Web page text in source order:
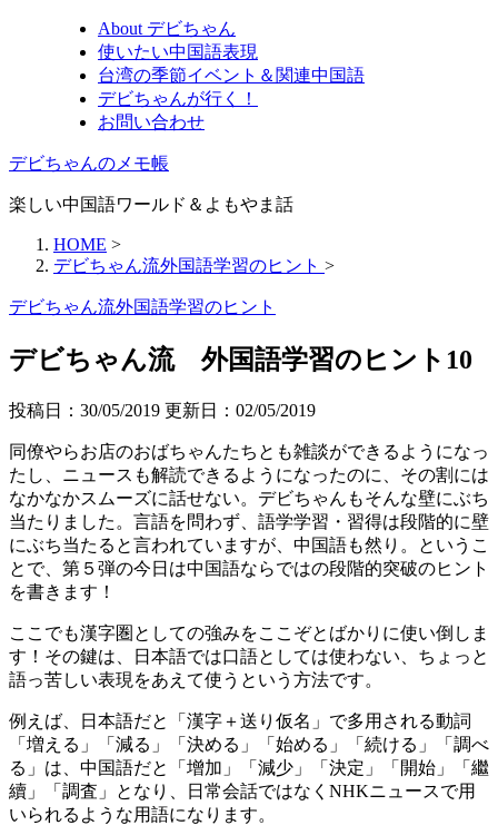
About デビちゃん
使いたい中国語表現
台湾の季節イベント＆関連中国語
デビちゃんが行く！
お問い合わせ
デビちゃんのメモ帳
楽しい中国語ワールド＆よもやま話
HOME >
デビちゃん流外国語学習のヒント >
デビちゃん流外国語学習のヒント
デビちゃん流 外国語学習のヒント10
投稿日：30/05/2019 更新日： 02/05/2019
同僚やらお店のおばちゃんたちとも雑談ができるようになっ
たし、ニュースも解読できるようになったのに、その割には
なかなかスムーズに話せない。デビちゃんもそんな壁にぶち
当たりました。言語を問わず、語学学習・習得は段階的に壁
にぶち当たると言われていますが、中国語も然り。というこ
とで、第５弾の今日は中国語ならではの段階的突破のヒント
を書きます！
ここでも漢字圏としての強みをここぞとばかりに使い倒しま
す！その鍵は、日本語では口語としては使わない、ちょっと
語っ苦しい表現をあえて使うという方法です。
例えば、日本語だと「漢字＋送り仮名」で多用される動詞
「増える」「減る」「決める」「始める」「続ける」「調べ
る」は、中国語だと「增加」「減少」「決定」「開始」「繼
續」「調査」となり、日常会話ではなくNHKニュースで用
いられるような用語になります。